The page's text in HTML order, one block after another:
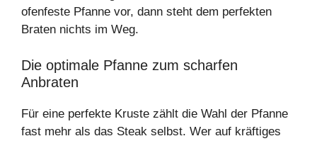
ofenfeste Pfanne vor, dann steht dem perfekten
Braten nichts im Weg.
Die optimale Pfanne zum scharfen
Anbraten
Für eine perfekte Kruste zählt die Wahl der Pfanne
fast mehr als das Steak selbst. Wer auf kräftiges